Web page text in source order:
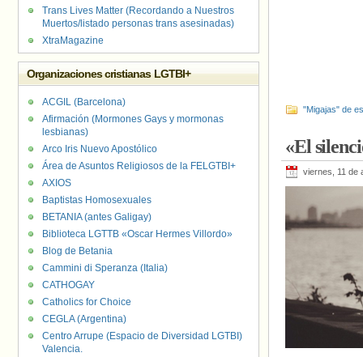
"Migajas" de
«El
viernes, 11 de
Trans Lives Matter (Recordando a Nuestros
Muertos/listado personas trans asesinadas)
XtraMagazine
Organizaciones cristianas LGTBI+
ACGIL (Barcelona)
Afirmación (Mormones Gays y mormonas
lesbianas)
Arco Iris Nuevo Apostólico
Área de Asuntos Religiosos de la FELGTBI+
AXIOS
Baptistas Homosexuales
BETANIA (antes Galigay)
Biblioteca LGTTB «Oscar Hermes Villordo»
Blog de Betania
Cammini di Speranza (Italia)
CATHOGAY
Catholics for Choice
CEGLA (Argentina)
Centro Arrupe (Espacio de Diversidad LGTBI)
Valencia.